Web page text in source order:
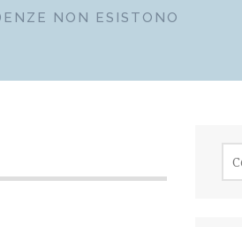
NON ESISTONO